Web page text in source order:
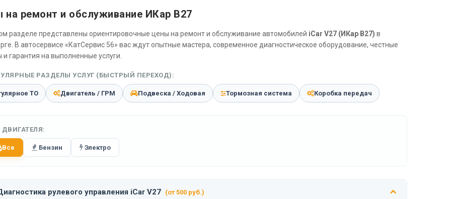
на ремонт и обслуживание ИКар В27
разделе представлены ориентировочные цены на ремонт и обслуживание автомобилей iCar V27 (ИКар В27) в
В автосервисе «КатСервис 56» вас ждут опытные мастера, современное диагностическое оборудование, честные
гарантия на выполненные услуги.
РАЗДЕЛЫ УСЛУГ (БЫСТРЫЙ ПЕРЕХОД):
ТО Двигатель / ГРМ Подвеска / Ходовая Тормозная система Коробка передач
Все Бензин Электро
рулевого управления iCar V27 (от 500 руб.)